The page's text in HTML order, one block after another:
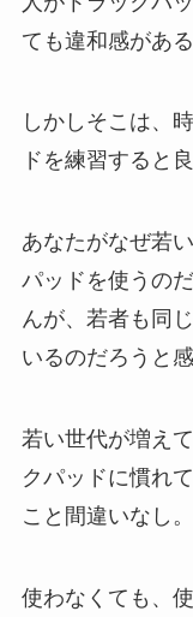
ても違和感があ
しかしそこは、
ドを練習すると
あなたがなぜ若
パッドを使うの
んが、若者も同
いるのだろうと
若い世代が増え
クパッドに慣れ
こと間違いなし。
使わなくても、